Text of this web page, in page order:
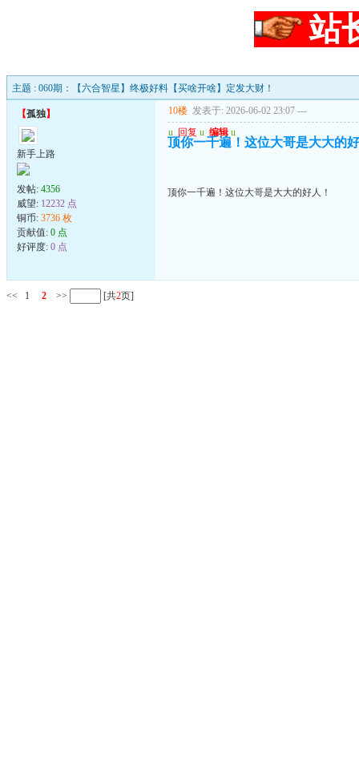
站
主题 : 060期：【六合智星】终极好料【买啥开啥】定发大财！
【孤独】
新手上路
发帖: 4356
威望: 12232 点
铜币: 3736 枚
贡献值: 0 点
好评度: 0 点
10楼 发表于: 2026-06-02 23:07 ---
u 回复 u 编辑 u
顶你一千遍！这位大哥是大大的
顶你一千遍！这位大哥是大大的好人！
<< 1 2 >> [共2页]